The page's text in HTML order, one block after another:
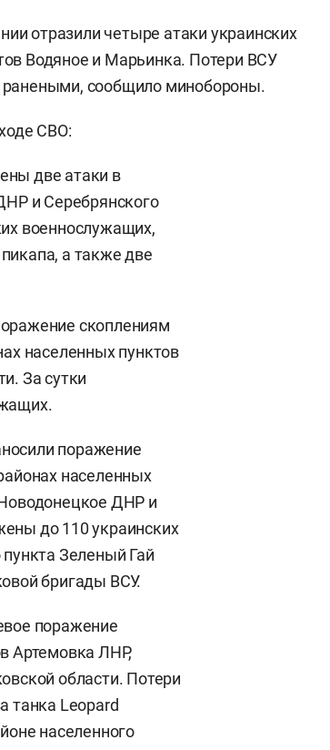
отразили четыре атаки украинских
Водяное и Марьинка. Потери ВСУ
сообщило минобороны.
СВО:
две атаки в
и Серебрянского
военнослужащих,
а также две
скоплениям
населенных пунктов
За сутки
поражение
населенных
ДНР и
до 110 украинских
Зеленый Гай
бригады ВСУ.
поражение
Артемовка ЛНР,
области. Потери
танка Leopard
населенного